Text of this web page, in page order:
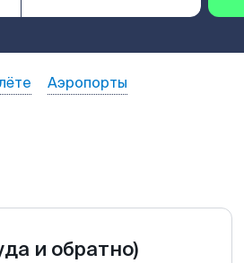
Аэропорты
и обратно)